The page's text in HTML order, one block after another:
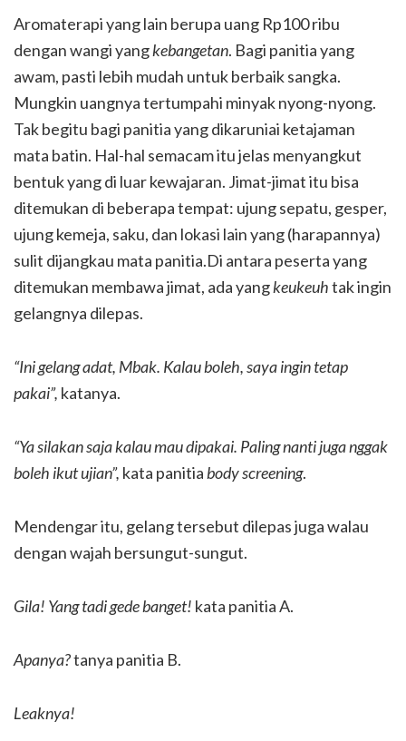
Aromaterapi yang lain berupa uang Rp100 ribu
dengan wangi yangkebangetan. Bagi panitia yang
awam, pasti lebih mudah untuk berbaik sangka.
Mungkin uangnya tertumpahi minyak nyong-nyong.
Tak begitu bagi panitia yang dikaruniai ketajaman
mata batin. Hal-hal semacam itu jelas menyangkut
bentuk yang di luar kewajaran. Jimat-jimat itu bisa
ditemukan di beberapa tempat: ujung sepatu, gesper,
ujung kemeja, saku, dan lokasi lain yang (harapannya)
sulit dijangkau mata panitia.Di antara peserta yang
ditemukan membawa jimat, ada yangkeukeuhtak ingin
gelangnya dilepas.
“Ini gelang adat, Mbak. Kalau boleh, saya ingin tetap
pakai”, katanya.
“Ya silakan saja kalau mau dipakai. Paling nanti juga nggak
boleh ikut ujian”, kata panitia body screening.
Mendengar itu, gelang tersebut dilepas juga walau
dengan wajah bersungut-sungut.
Gila! Yang tadi gede banget! kata panitia A.
Apanya?tanya panitia B.
Leaknya!